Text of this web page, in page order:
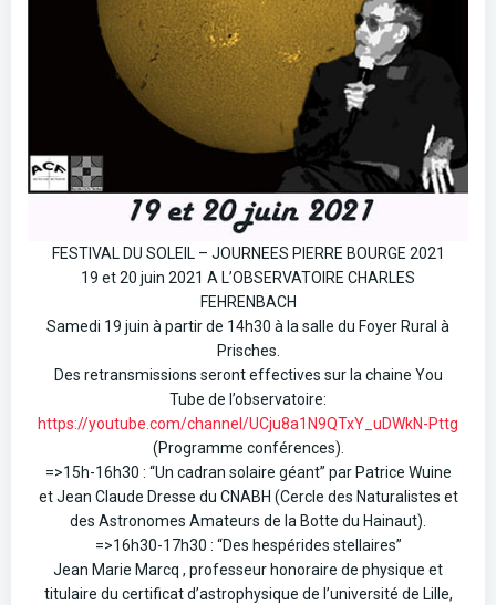
FESTIVAL DU SOLEIL – JOURNEES PIERRE BOURGE 2021
19 et 20 juin 2021 A L’OBSERVATOIRE CHARLES
FEHRENBACH
Samedi 19 juin à partir de 14h30 à la salle du Foyer Rural à
Prisches.
Des retransmissions seront effectives sur la chaine You
Tube de l’observatoire:
https://youtube.com/channel/UCju8a1N9QTxY_uDWkN-Pttg
(Programme conférences).
=>15h-16h30 : “Un cadran solaire géant” par Patrice Wuine
et Jean Claude Dresse du CNABH (Cercle des Naturalistes et
des Astronomes Amateurs de la Botte du Hainaut).
=>16h30-17h30 : “Des hespérides stellaires”
Jean Marie Marcq , professeur honoraire de physique et
titulaire du certificat d’astrophysique de l’université de Lille,